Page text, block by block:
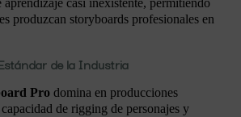
aprendizaje casi inexistente, permitiendo
produzcan storyboards profesionales en
de la Industria
Pro domina en producciones
de rigging de personajes y